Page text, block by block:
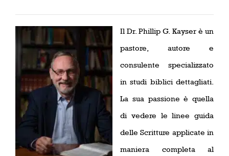
Il Dr. Phillip G. Kayser è un
pastore, autore e
consulente specializzato
in studi biblici dettagliati.
La sua passione è quella
di vedere le linee guida
delle Scritture applicate in
maniera completa al